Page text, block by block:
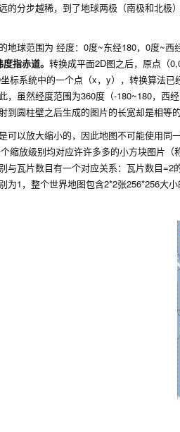
的分步越稀，到了地球两极（南极和北极
地球范围为 经度：0度~东经180，0度~西
指赤道。 转换成平面2D图之后，原点（
标系统中的一个点（x，y），转换算法
，虽然经度范围为360度（-180~180，西
到圆柱壁之后生成的图片的长宽却是相等
可以放大缩小的，因此地图不可能使用
缩放级别均对应许许多多的小方块图片
与瓦片数目有一个对应关系：瓦片数目
为1，整个世界地图包含2*2张256*256大